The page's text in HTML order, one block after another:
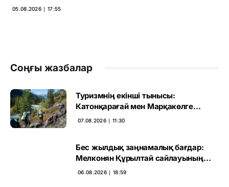
05.08.2026 ∣ 17:55
Соңғы жазбалар
Туризмнің екінші тынысы:
Катонқарағай мен Марқакөлге
инвестиция не береді
07.08.2026 ∣ 11:30
Бес жылдық заңнамалық бағдар:
Мелконян Құрылтай сайлауының
маңызын бағалады
06.08.2026 ∣ 18:59